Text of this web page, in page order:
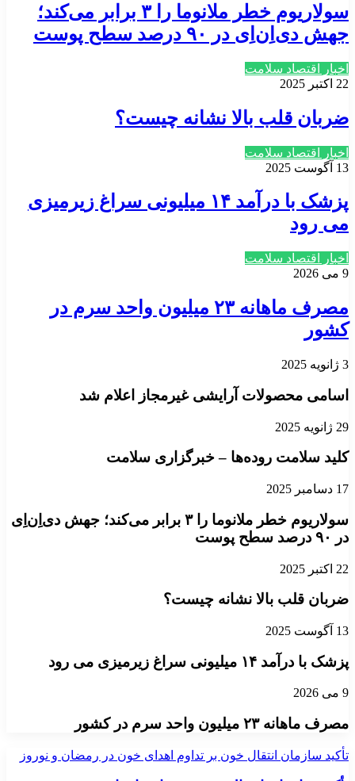
سولاریوم خطر ملانوما را ۳ برابر می‌کند؛
جهش‌ دی‌اِن‌اِی در ۹۰ درصد سطح پوست
اخبار اقتصاد سلامت
22 اکتبر 2025
ضربان قلب بالا نشانه چیست؟
اخبار اقتصاد سلامت
13 آگوست 2025
پزشک با درآمد ۱۴ میلیونی سراغ زیرمیزی
می رود
اخبار اقتصاد سلامت
9 می 2026
مصرف ماهانه ۲۳ میلیون واحد سرم در
کشور
3 ژانویه 2025
اسامی محصولات آرایشی غیرمجاز اعلام شد
29 ژانویه 2025
کلید سلامت روده‌ها – خبرگزاری سلامت
17 دسامبر 2025
سولاریوم خطر ملانوما را ۳ برابر می‌کند؛ جهش‌ دی‌اِن‌اِی
در ۹۰ درصد سطح پوست
22 اکتبر 2025
ضربان قلب بالا نشانه چیست؟
13 آگوست 2025
پزشک با درآمد ۱۴ میلیونی سراغ زیرمیزی می رود
9 می 2026
مصرف ماهانه ۲۳ میلیون واحد سرم در کشور
تأکید سازمان انتقال خون بر تداوم اهدای خون در رمضان و نوروز